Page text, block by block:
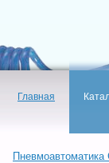
Главная
Пневмоавтоматика